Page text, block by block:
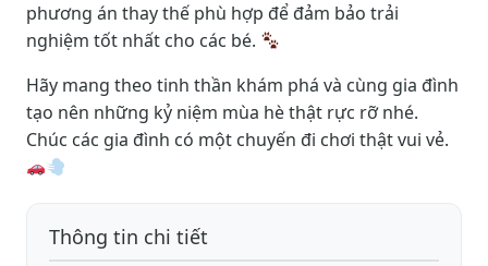
phương án thay thế phù hợp để đảm bảo trải
nghiệm tốt nhất cho các bé.
Hãy mang theo tinh thần khám phá và cùng gia đình
tạo nên những kỷ niệm mùa hè thật rực rỡ nhé.
Chúc các gia đình có một chuyến đi chơi thật vui vẻ.
Thông tin chi tiết